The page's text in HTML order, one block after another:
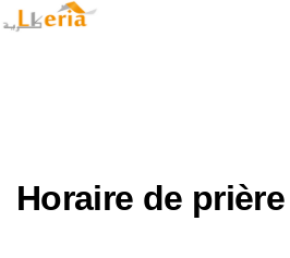
Horaire de